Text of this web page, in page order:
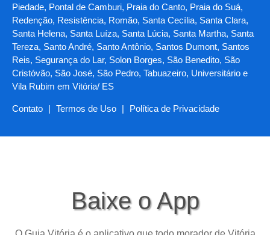
Piedade, Pontal de Camburi, Praia do Canto, Praia do Suá,
Redenção, Resistência, Romão, Santa Cecília, Santa Clara,
Santa Helena, Santa Luíza, Santa Lúcia, Santa Martha, Santa
Tereza, Santo André, Santo Antônio, Santos Dumont, Santos
Reis, Segurança do Lar, Solon Borges, São Benedito, São
Cristóvão, São José, São Pedro, Tabuazeiro, Universitário e
Vila Rubim em Vitória/ ES
Contato | Termos de Uso | Política de Privacidade
Baixe o App